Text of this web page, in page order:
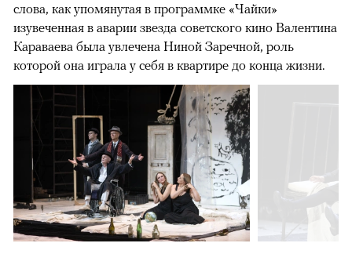
слова, как упомянутая в программке «Чайки»
изувеченная в аварии звезда советского кино Валентина
Караваева была увлечена Ниной Заречной, роль
которой она играла у себя в квартире до конца жизни.